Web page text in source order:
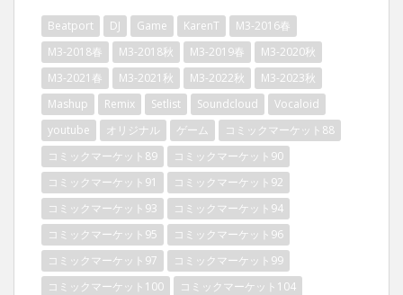
Beatport DJ Game KarenT
M3-2016春
M3-2018春
M3-2018秋 M3-2019春
M3-2020秋
M3-2021春
M3-2021秋 M3-2022秋
M3-2023秋
Mashup
Remix Setlist Soundcloud
Vocaloid
youtube
オリジナル ゲーム
コミックマーケット88
コミックマーケット89
コミックマーケット90
コミックマーケット91
コミックマーケット92
コミックマーケット93
コミックマーケット94
コミックマーケット95
コミックマーケット96
コミックマーケット97
コミックマーケット99
コミックマーケット100
コミックマーケット104